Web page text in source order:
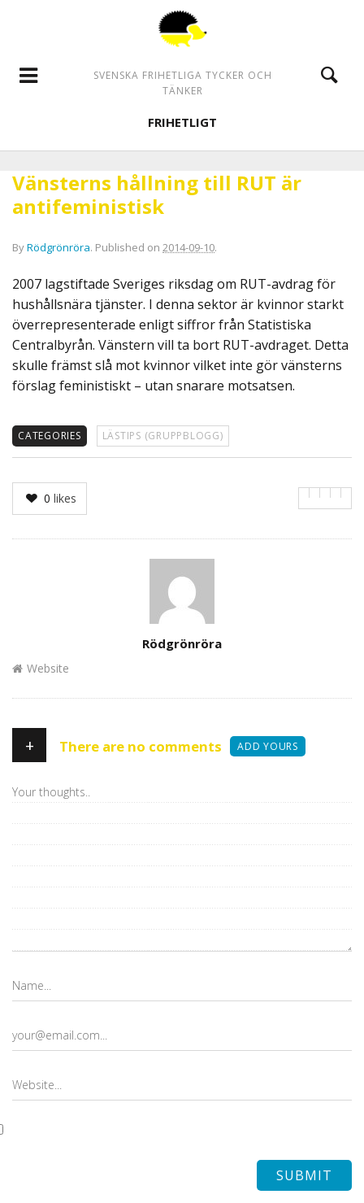
SVENSKA FRIHETLIGA TYCKER OCH
TÄNKER
FRIHETLIGT
Vänsterns hållning till RUT är
antifeministisk
ByRödgrönröra. Published on 2014-09-10.
2007 lagstiftade Sveriges riksdag om RUT-avdrag för
hushållsnära tjänster. I denna sektor är kvinnor starkt
överrepresenterade enligt siffror från Statistiska
Centralbyrån. Vänstern vill ta bort RUT-avdraget. Detta
skulle främst slå mot kvinnor vilket inte gör vänsterns
förslag feministiskt – utan snarare motsatsen.
CATEGORIES LÄSTIPS (GRUPPBLOGG)
0 likes
Rödgrönröra
Website
+ There are no comments ADD YOURS